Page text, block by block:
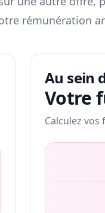
rémunération
Au sein
Votre
Calculez vos